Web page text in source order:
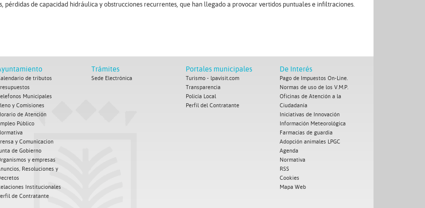
pérdidas de capacidad hidráulica y obstrucciones recurrentes, que han llegado a provocar vertidos puntuales e infiltraciones.
de tributos
Municipales
y Comisiones
de Atención
Público
y Comunicacion
de Gobierno
y empresas
Resoluciones y
Institucionales
de Contratante
Trámites
Sede Electrónica
Portales municipales
Turismo - lpavisit.com
Transparencia
Policía Local
Perfil del Contratante
De Interés
Pago de Impuestos On-Line.
Normas de uso de los V.M.P.
Oficinas de Atención a la
Ciudadanía
Iniciativas de Innovación
Información Meteorológica
Farmacias de guardia
Adopción animales LPGC
Agenda
Normativa
RSS
Cookies
Mapa Web